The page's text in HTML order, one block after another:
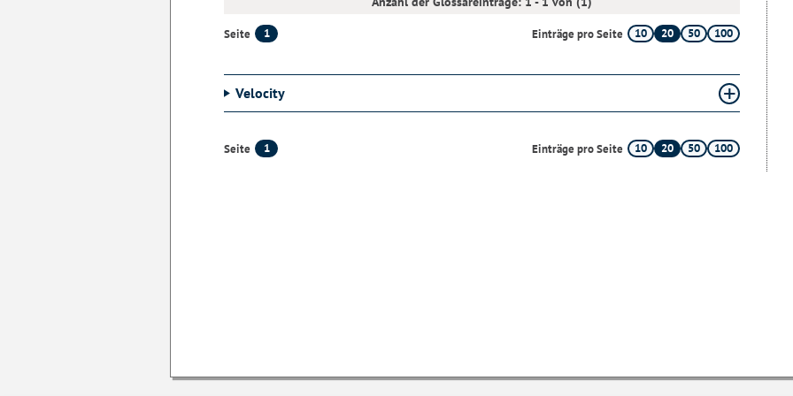
Seite 1 Einträge pro Seite 10 20 50 100
Velocity
Seite 1 Einträge pro Seite 10 20 50 100